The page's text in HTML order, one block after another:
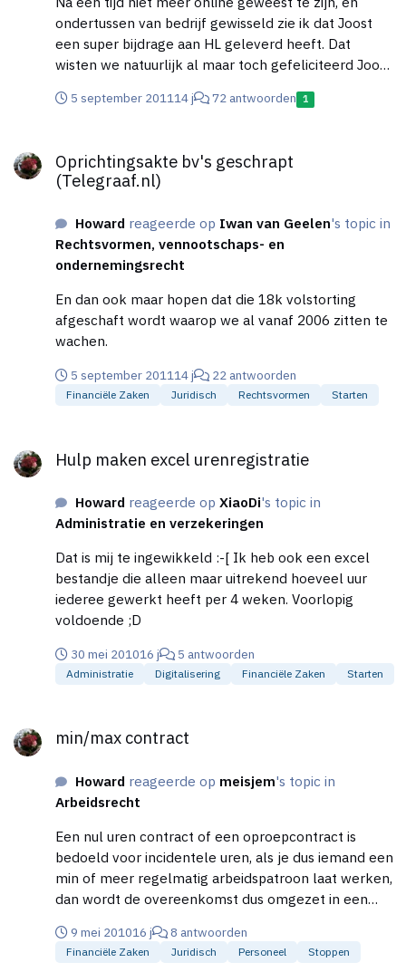
ondertussen van bedrijf gewisseld zie ik dat Joost
een super bijdrage aan HL geleverd heeft. Dat
wisten we natuurlijk al maar toch gefeliciteerd Joost!
veranderen? (EDIT: GELUKT!)
5 september 201114 j 72 antwoorden 1
Oprichtingsakte bv's geschrapt
(Telegraaf.nl)
Howard reageerde op Iwan van Geelen's topic in
Rechtsvormen, vennootschaps- en
ondernemingsrecht
En dan ook maar hopen dat die 18k volstorting
afgeschaft wordt waarop we al vanaf 2006 zitten te
wachen.
5 september 201114 j 22 antwoorden
Financiële Zaken Juridisch Rechtsvormen Starten
Hulp maken excel urenregistratie
Howard reageerde opXiaoDi's topic in
Administratie en verzekeringen
Dat is mij te ingewikkeld :-[ Ik heb ook een excel
bestandje die alleen maar uitrekend hoeveel uur
iederee gewerkt heeft per 4 weken. Voorlopig
voldoende ;D
30 mei 201016 j 5 antwoorden
Administratie Digitalisering Financiële Zaken Starten
min/max contract
Howard reageerde op meisjem's topic in
Arbeidsrecht
Een nul uren contract of een oproepcontract is
bedoeld voor incidentele uren, als je dus iemand een
min of meer regelmatig arbeidspatroon laat werken,
dan wordt de overeenkomst dus omgezet in een
maand staat gelijk aan gemiddeld 36 tot 40 uur per
week en houdt dus een fulltime contract in ;)
9 mei 201016 j 8 antwoorden
Financiële Zaken Juridisch Personeel Stoppen